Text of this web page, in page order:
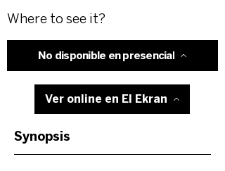
Where to see it?
No disponible en presencial
Ver online en El Ekran
Synopsis